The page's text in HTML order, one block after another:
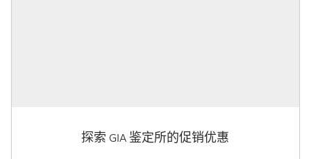
探索 GIA 鉴定所的促销优惠